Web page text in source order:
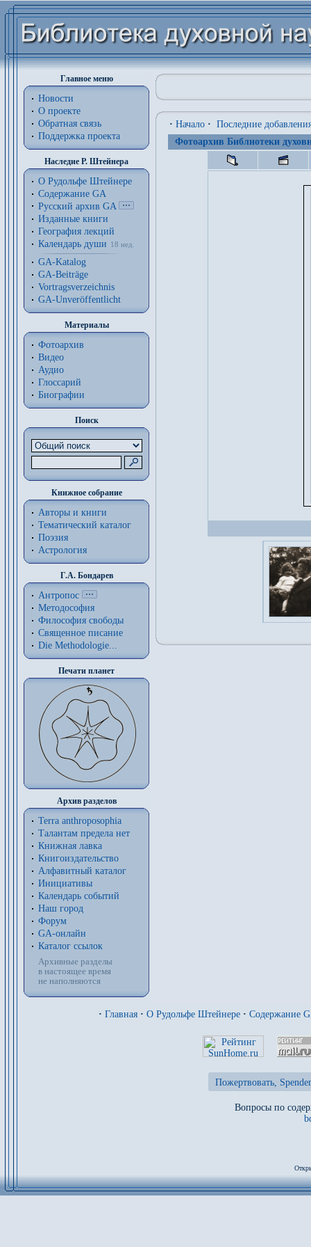
Главное меню
Новости
О проекте
Обратная связь
Поддержка проекта
Наследие Р. Штейнера
О Рудольфе Штейнере
Содержание GA
Русский архив GA
Изданные книги
География лекций
Календарь души
18 нед.
GA-Katalog
GA-Beiträge
Vortragsverzeichnis
GA-Unveröffentlicht
Материалы
Фотоархив
Видео
Аудио
Глоссарий
Биографии
Поиск
Книжное собрание
Авторы и книги
Тематический каталог
Поэзия
Астрология
Г.А. Бондарев
Антропос
Методософия
Философия cвободы
Священное писание
Die Methodologie...
Печати планет
Архив разделов
Terra anthroposophia
Талантам предела нет
Книжная лавка
Книгоиздательство
Алфавитный каталог
Инициативы
Календарь событий
Наш город
Форум
GA-онлайн
Каталог ссылок
Архивные разделы
в настоящее время
не наполняются
· Начало · Последние
Фотоархив Библиотеки
· Главная · О Рудольфе Штейнере · Содержание
Пожертвовать,
Вопросы по